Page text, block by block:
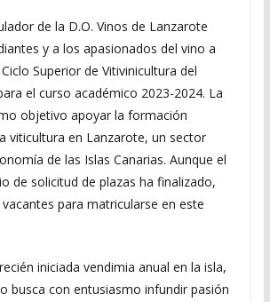
de la D.O. Vinos de Lanzarote
y a los apasionados del vino a
Superior de Vitivinicultura del
el curso académico 2023-2024. La
objetivo apoyar la formación
viticultura en Lanzarote, un sector
de las Islas Canarias. Aunque el
de solicitud de plazas ha finalizado,
para matricularse en este
iniciada vendimia anual en la isla,
busca con entusiasmo infundir pasión